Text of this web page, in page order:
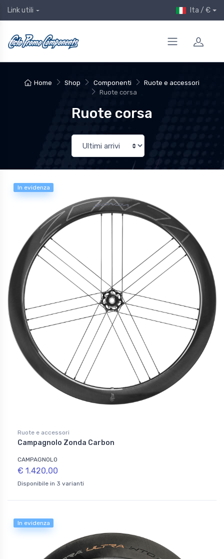
Link utili Ita / €
Home Shop Componenti
Ruote e accessori
Ruote corsa
Ruote corsa
In evidenza
Ruote e accessori
Campagnolo Zonda Carbon
CAMPAGNOLO
€ 1.420,00
Disponibile in 3 varianti
In evidenza